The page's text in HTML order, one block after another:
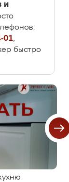
и
01,
быстро